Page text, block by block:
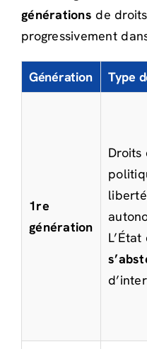
générations de
progressivement
Génération Type
1re
génération
Droits